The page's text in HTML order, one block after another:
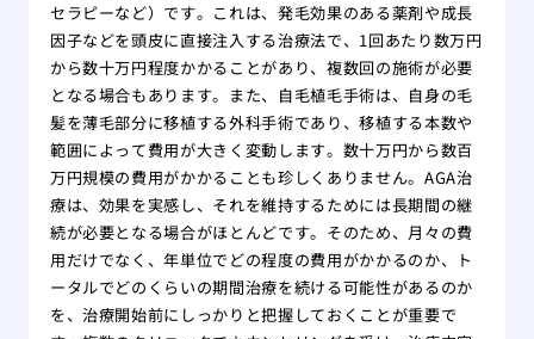
セラピーなど）です。これは、発毛効果のある薬剤や成長
因子などを頭皮に直接注入する治療法で、1回あたり数万円
から数十万円程度かかることがあり、複数回の施術が必要
となる場合もあります。また、自毛植毛手術は、自身の毛
髪を薄毛部分に移植する外科手術であり、移植する本数や
範囲によって費用が大きく変動します。数十万円から数百
万円規模の費用がかかることも珍しくありません。AGA治
療は、効果を実感し、それを維持するためには長期間の継
続が必要となる場合がほとんどです。そのため、月々の費
用だけでなく、年単位でどの程度の費用がかかるのか、ト
ータルでどのくらいの期間治療を続ける可能性があるのか
を、治療開始前にしっかりと把握しておくことが重要で